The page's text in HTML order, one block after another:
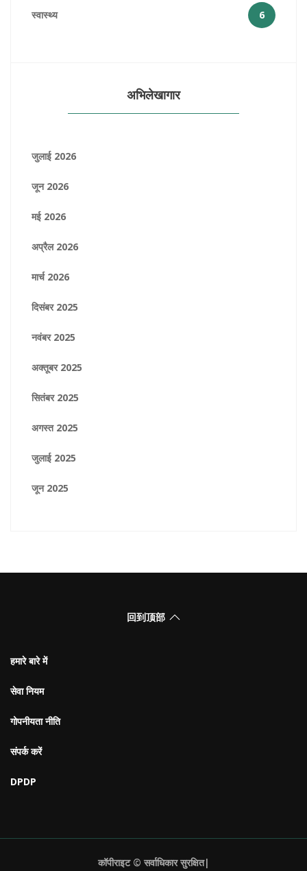
स्वास्थ्य 6
अभिलेखागार
जुलाई 2026
जून 2026
मई 2026
अप्रैल 2026
मार्च 2026
दिसंबर 2025
नवंबर 2025
अक्तूबर 2025
सितंबर 2025
अगस्त 2025
जुलाई 2025
जून 2025
回到顶部
हमारे बारे में
सेवा नियम
गोपनीयता नीति
संपर्क करें
DPDP
कॉपीराइट © सर्वाधिकार सुरक्षित|